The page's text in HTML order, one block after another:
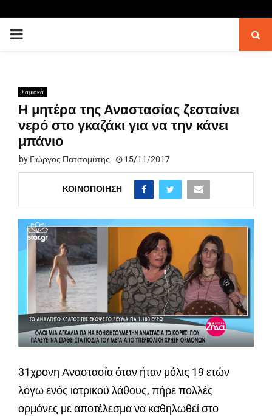
PRIMARY
Σαμιακά
Η μητέρα της Αναστασίας ζεσταίνει
νερό στο γκαζάκι για να την κάνει
μπάνιο
by Γιώργος Πατσομύτης 15/11/2017
ΚΟΙΝΟΠΟΊΗΣΗ
31χρονη Αναστασία όταν ήταν μόλις 19 ετών
λόγω ενός ιατρικού λάθους, πήρε πολλές
ορμόνες με αποτέλεσμα να καθηλωθεί στο